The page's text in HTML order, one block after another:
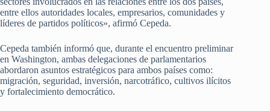
entre ellos autoridades locales, empresarios, comunidades y
líderes de partidos políticos», afirmó Cepeda.
Cepeda también informó que, durante el encuentro preliminar
en Washington, ambas delegaciones de parlamentarios
abordaron asuntos estratégicos para ambos países como:
migración, seguridad, inversión, narcotráfico, cultivos ilícitos
y fortalecimiento democrático.